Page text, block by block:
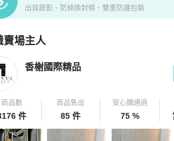
出貨錄影、防掉換封條、雙重防護包裝
賣場主人
拍拍圈嚴選賣家
香榭國際精品
商品數
件
商品售出
85 件
安心購通過
75 %